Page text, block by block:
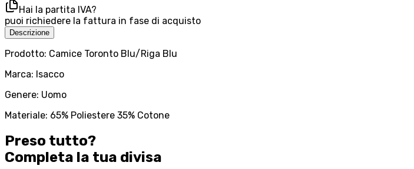
Hai la partita IVA?
puoi richiedere la fattura in fase di acquisto
Descrizione
Prodotto: Camice Toronto Blu/Riga Blu
Marca: Isacco
Genere: Uomo
Materiale: 65% Poliestere 35% Cotone
Preso tutto?
Completa la tua divisa